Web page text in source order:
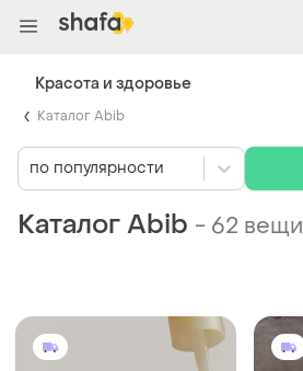
Каталог Abib
Каталог Abib - 62 вещи
по популярности
Красота и здоровье